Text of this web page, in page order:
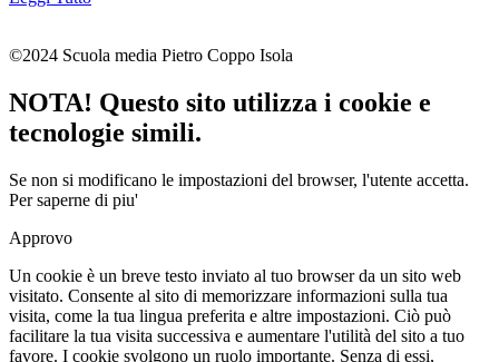
©2024 Scuola media Pietro Coppo Isola
NOTA! Questo sito utilizza i cookie e
tecnologie simili.
Se non si modificano le impostazioni del browser, l'utente accetta.
Per saperne di piu'
Approvo
Un cookie è un breve testo inviato al tuo browser da un sito web
visitato. Consente al sito di memorizzare informazioni sulla tua
visita, come la tua lingua preferita e altre impostazioni. Ciò può
facilitare la tua visita successiva e aumentare l'utilità del sito a tuo
favore. I cookie svolgono un ruolo importante. Senza di essi,